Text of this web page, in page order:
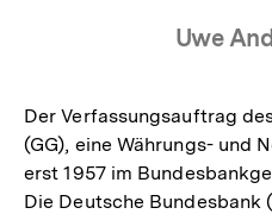
Uwe
Der Verfassungsauftrag
(GG), eine Währungs- und
erst 1957 im
Die Deutsche Bundesbank